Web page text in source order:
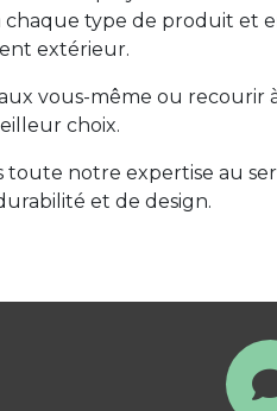
type de produit et
extérieur.
vous-même ou recourir
choix.
toute notre expertise au
et de design.